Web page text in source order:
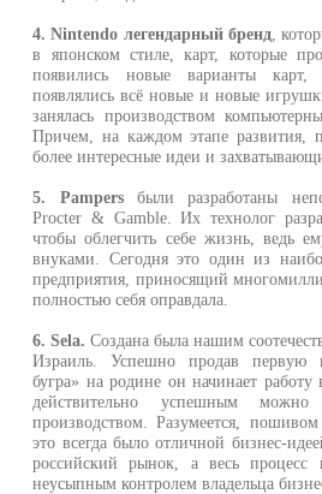
4. Nintendo легендарный бренд,
в японском стиле, карт, которые
появились новые варианты
появлялись всё новые и новые
занялась производством
Причем, на каждом этапе развития,
более интересные идеи и
5. Pampersбыли разработаны
Procter & Gamble. Их технолог
чтобы облегчить себе жизнь, ведь
внуками. Сегодня это один из
предприятия, приносящий
полностью себя оправдала.
6. Sela. Создана была нашим
Израиль. Успешно продав первую
бугра» на родине он начинает
действительно успешным
производством. Разумеется,
это всегда было отличной бизнес-
российский рынок, а весь процесс
неусыпным контролем владельца